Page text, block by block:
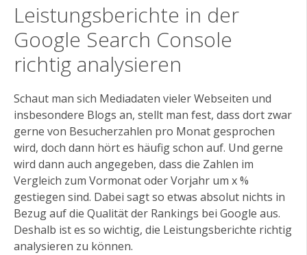
Leistungsberichte in der
Google Search Console
richtig analysieren
Schaut man sich Mediadaten vieler Webseiten und
insbesondere Blogs an, stellt man fest, dass dort zwar
gerne von Besucherzahlen pro Monat gesprochen
wird, doch dann hört es häufig schon auf. Und gerne
wird dann auch angegeben, dass die Zahlen im
Vergleich zum Vormonat oder Vorjahr um x %
gestiegen sind. Dabei sagt so etwas absolut nichts in
Bezug auf die Qualität der Rankings bei Google aus.
Deshalb ist es so wichtig, die Leistungsberichte richtig
analysieren zu können.